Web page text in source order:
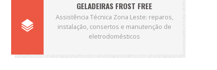
GELADEIRAS FROST FREE
Assistência Técnica Zona Leste: reparos,
instalação, consertos e manutenção de
eletrodomésticos